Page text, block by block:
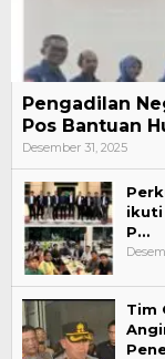
Pengadilan
Pos Bantuan
Desember 31, 2025
ikuti
P…
Tim